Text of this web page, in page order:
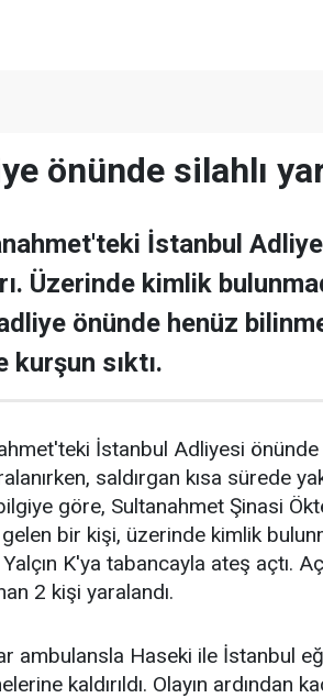
önünde silahlı
İstanbul
Üzerinde kimlik
önünde henüz
kurşun sıktı.
İstanbul Adliyesi önünde
saldırgan kısa sürede
bilgiye göre, Sultanahmet Şinasi
bir kişi, üzerinde kimlik
K'ya tabancayla ateş açtı.
2 kişi yaralandı.
ambulansla Haseki ile İstanbul
kaldırıldı. Olayın ardından